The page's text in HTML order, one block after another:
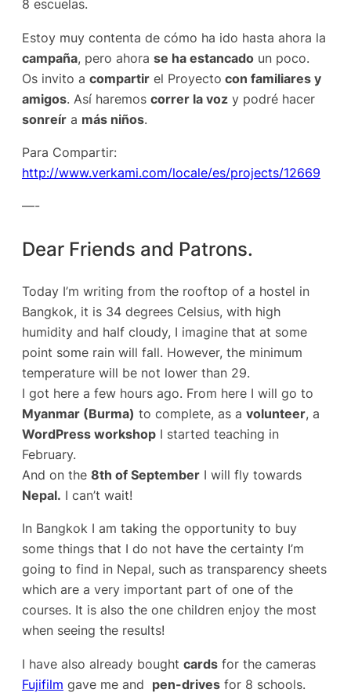
8 escuelas.
Estoy muy contenta de cómo ha ido hasta ahora la
campaña, pero ahora se ha estancado un poco.
Os invito a compartir el Proyecto con familiares y
amigos. Así haremos correr la voz y podré hacer
sonreír a más niños.
Para Compartir:
http://www.verkami.com/locale/es/projects/12669
—-
Dear Friends and Patrons.
Today I’m writing from the rooftop of a hostel in
Bangkok, it is 34 degrees Celsius, with high
humidity and half cloudy, I imagine that at some
point some rain will fall. However, the minimum
temperature will be not lower than 29.
I got here a few hours ago. From here I will go to
Myanmar (Burma) to complete, as a volunteer, a
WordPress workshop I started teaching in
February.
And on the 8th of September I will fly towards
Nepal. I can’t wait!
In Bangkok I am taking the opportunity to buy
some things that I do not have the certainty I’m
going to find in Nepal, such as transparency sheets
which are a very important part of one of the
courses. It is also the one children enjoy the most
when seeing the results!
I have also already bought cards for the cameras
Fujifilm gave me and pen-drives for 8 schools.